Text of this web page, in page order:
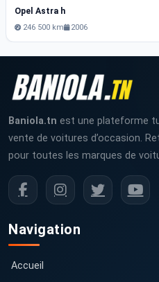
Opel Astra h
246 500 km 2006
Baniola.tn est une plateforme
vente de voitures d’occasion.
pour toutes les marques de
Navigation
Accueil